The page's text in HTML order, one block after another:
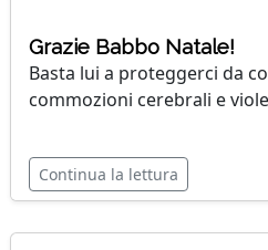
Grazie Babbo Natale!
Basta lui a proteggerci da
commozioni cerebrali e
Continua la lettura